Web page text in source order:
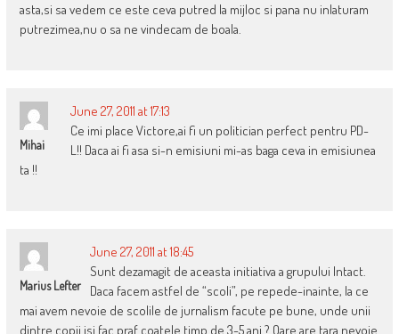
asta,si sa vedem ce este ceva putred la mijloc si pana nu inlaturam
putrezimea,nu o sa ne vindecam de boala.
Mihai
June 27, 2011 at 17:13
Ce imi place Victore,ai fi un politician perfect pentru PD-
L!! Daca ai fi asa si-n emisiuni mi-as baga ceva in emisiunea
ta !!
Marius Lefter
June 27, 2011 at 18:45
Sunt dezamagit de aceasta initiativa a grupului Intact.
Daca facem astfel de “scoli”, pe repede-inainte, la ce
mai avem nevoie de scolile de jurnalism facute pe bune, unde unii
dintre copii isi fac praf coatele timp de 3-5 ani ? Oare are tara nevoie